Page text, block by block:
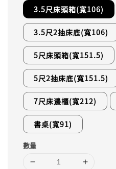
3.5尺床頭箱(寬106)
3.5尺2抽床底(寬106)
5尺床頭箱(寬151.5)
5尺2抽床底(寬151.5)
7尺床邊櫃(寬212)
書桌(寬91)
數量